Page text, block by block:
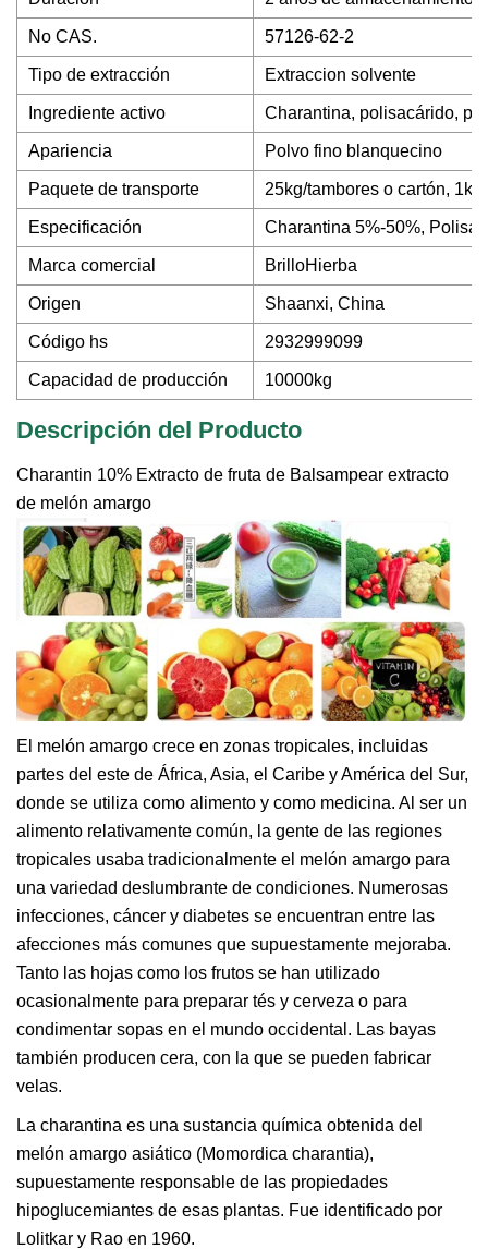
No CAS. 57126-62-2
Tipo de extracción Extraccion solvente
Ingrediente activo Charantina, polisacárido,
Apariencia Polvo fino blanquecino
Paquete de transporte 25kg/tambores o cartón,
Especificación Charantina 5%-50%,
Marca comercial BrilloHierba
Origen Shaanxi, China
Código hs 2932999099
Capacidad de producción 10000kg
Descripción del Producto
Charantin 10% Extracto de fruta de Balsampear extracto
de melón amargo
El melón amargo crece en zonas tropicales, incluidas
partes del este de África, Asia, el Caribe y América del Sur,
donde se utiliza como alimento y como medicina. Al ser un
alimento relativamente común, la gente de las regiones
tropicales usaba tradicionalmente el melón amargo para
una variedad deslumbrante de condiciones. Numerosas
infecciones, cáncer y diabetes se encuentran entre las
afecciones más comunes que supuestamente mejoraba.
Tanto las hojas como los frutos se han utilizado
ocasionalmente para preparar tés y cerveza o para
condimentar sopas en el mundo occidental. Las bayas
también producen cera, con la que se pueden fabricar
velas.
La charantina es una sustancia química obtenida del
melón amargo asiático (Momordica charantia),
supuestamente responsable de las propiedades
hipoglucemiantes de esas plantas. Fue identificado por
Lolitkar y Rao en 1960.